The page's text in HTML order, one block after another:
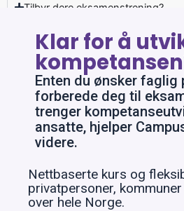
Tilbyr dere eksamenstrening?
Hvordan kontakter jeg dere?
Klar for å
Enten du ønsker faglig
forberede deg til
trenger
ansatte, hjelper
videre.
Nettbaserte kurs og
privatpersoner,
over hele Norge.